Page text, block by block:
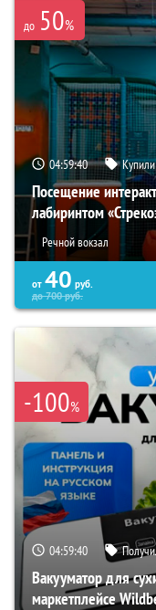
до 50%
04:59:39
Посещение
лабиринтом
Речной вокзал
от 40 руб.
до700руб.
-100%
04:59:39
Вакууматор для
маркетплейсе